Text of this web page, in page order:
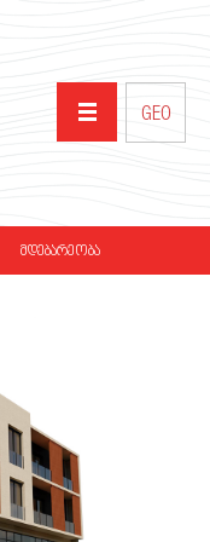
GEO
ᲛᲓᲔᲑᲐᲠᲔᲝᲑᲐ